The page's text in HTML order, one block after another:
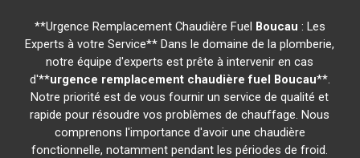
**Urgence Remplacement Chaudière Fuel Boucau : Les
Experts à votre Service** Dans le domaine de la plomberie,
notre équipe d'experts est prête à intervenir en cas
d'**urgence remplacement chaudière fuel Boucau**.
Notre priorité est de vous fournir un service de qualité et
rapide pour résoudre vos problèmes de chauffage. Nous
comprenons l'importance d'avoir une chaudière
fonctionnelle, notamment pendant les périodes de froid.